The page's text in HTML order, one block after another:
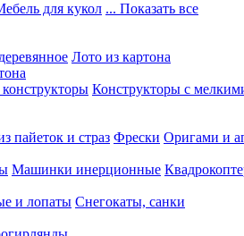
для кукол ... Показать все
Лото из картона
Конструкторы с
пайеток и страз Фрески Оригами и
Машинки инерционные
и лопаты Снегокаты, санки